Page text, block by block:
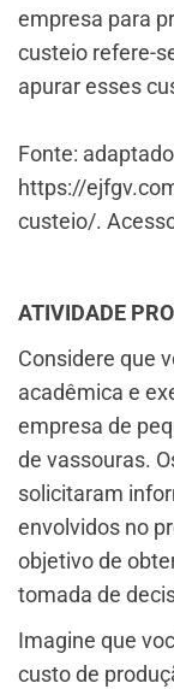
empresa para
custeio refere-
apurar esses
Fonte:
https://
custeio/.
ATIVIDADE
Considere que
acadêmica e
empresa de
de vassouras.
solicitaram
envolvidos no
objetivo de
tomada de
Imagine que
custo de